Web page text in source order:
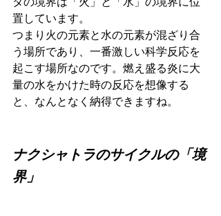
置しています。
つまり火の元素と水の元素が混ざり合
う場所であり、一番激しい科学反応を
起こす場所なのです。燃え盛る炎に大
量の水をかけた時の反応を想像する
と、なんとなく納得できますね。
ナクシャトラのサイクルの「境
界」